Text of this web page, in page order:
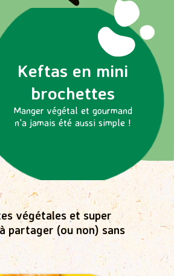
Keftas en mini
brochettes
Manger végétal et gourmand
n'a jamais été aussi simple !
végétales et super
partager (ou non) sans